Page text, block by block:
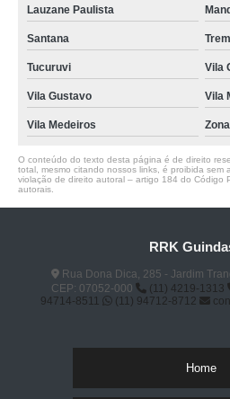
Lauzane Paulista
Santana
Tucuruvi Vila
Vila Gustavo Vila
Vila Medeiros
O conteúdo do texto desta página é de direito
total, mesmo citando nossos links, é proibida sem
violação de direito autoral – artigo 184 do Código
autorais.
RRK
Rua Dona Dica, 285 - Jardim
CEP: 07052-000
(11) 4219-1313
94714-8511
(11) 94712-8712
Home